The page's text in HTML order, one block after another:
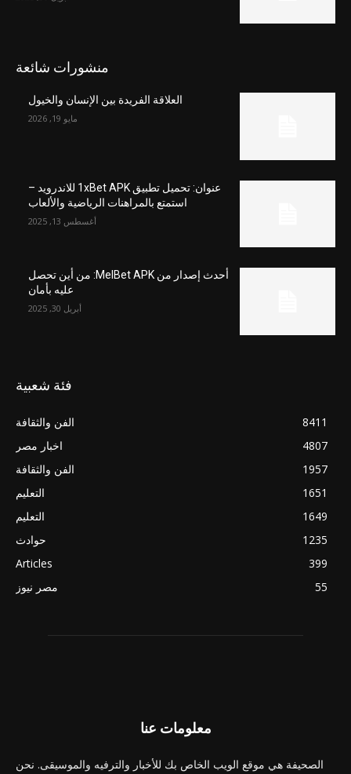
منشورات شائعة
العلاقة الفريدة بين الإنسان والخيول
مايو 19, 2026
عنوان: تحميل تطبيق 1xBet APK للاندرويد –
استمتع بالمراهنات الرياضية والألعاب
أغسطس 13, 2025
أحدث إصدار من MelBet APK: من أين تحصل
عليه بأمان
أبريل 30, 2025
فئة شعبية
الفن والثقافة
8411
اخبار مصر
4807
الفن والثقافة
1957
التعليم
1651
التعليم
1649
حوادث
1235
Articles
399
مصر نيوز
55
معلومات عنا
الصحيفة هي موقع الويب الخاص بك للأخبار والترفيه والموسيقى. نحن